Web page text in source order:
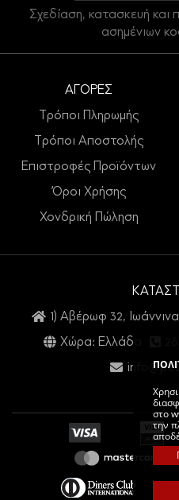
στο
την
Σχεδίαση, κατασκευή και
ασημένιων
ΑΓΟΡΕΣ
Τρόποι Πληρωμής
Τρόποι Αποστολής
Επιστροφές Προϊόντων
Όροι Χρήσης
Χονδρική Πώληση
1) Αβέρωφ 32, Ιωάννινα
Χώρα: Ελλάδα